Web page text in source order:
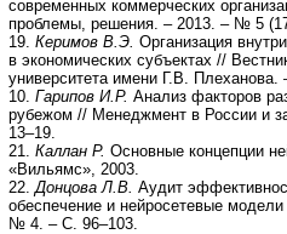
современных коммерческих
проблемы, решения. – 2013. – № 5
19. Керимов В.Э. Организация
в экономических субъектах //
университета имени Г.В.
10. Гарипов И.Р. Анализ факторов
рубежом // Менеджмент в России и
13–19.
21. Каллан Р. Основные концепции
«Вильямс», 2003.
22. Донцова Л.В. Аудит
обеспечение и нейросетевые
№ 4. – С. 96–103.